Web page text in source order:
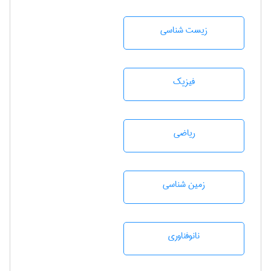
زيست شناسی
فیزیک
رياضی
زمين شناسی
نانوفناوری